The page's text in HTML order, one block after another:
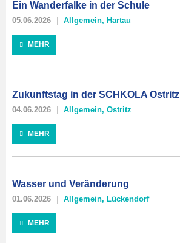
Ein Wanderfalke in der Schule
05.06.2026 Allgemein, Hartau
MEHR
Zukunftstag in der SCHKOLA Ostritz
04.06.2026 Allgemein, Ostritz
MEHR
Wasser und Veränderung
01.06.2026 Allgemein, Lückendorf
MEHR